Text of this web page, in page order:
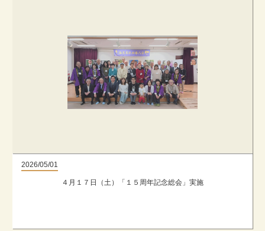
2026/05/01
４月１７日（土）「１５周年記念総会」実施